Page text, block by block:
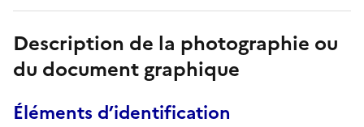
Description de la photographie ou
du document graphique
Éléments d’identification